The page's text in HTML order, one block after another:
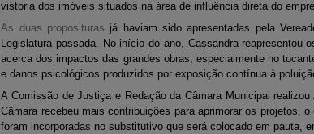
vistoria dos imóveis situados na área de influência direta do
As duas proposituras já haviam sido apresentadas pela
Legislatura passada. No início do ano, Cassandra
acerca dos impactos das grandes obras, especialmente no
e danos psicológicos produzidos por exposição contínua à
A Comissão de Justiça e Redação da Câmara Municipal
Câmara recebeu mais contribuições para aprimorar os projetos,
foram incorporadas no substitutivo que será colocado em pauta,